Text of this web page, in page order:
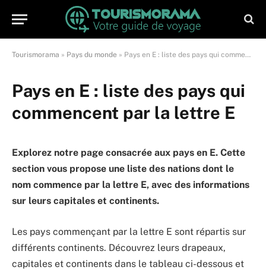
Tourismorama » Pays du monde » Pays en E : liste des pays qui commencent par la lettre E
Pays en E : liste des pays qui
commencent par la lettre E
Explorez notre page consacrée aux pays en E. Cette
section vous propose une liste des nations dont le
nom commence par la lettre E, avec des informations
sur leurs capitales et continents.
Les pays commençant par la lettre E sont répartis sur
différents continents. Découvrez leurs drapeaux,
capitales et continents dans le tableau ci-dessous et